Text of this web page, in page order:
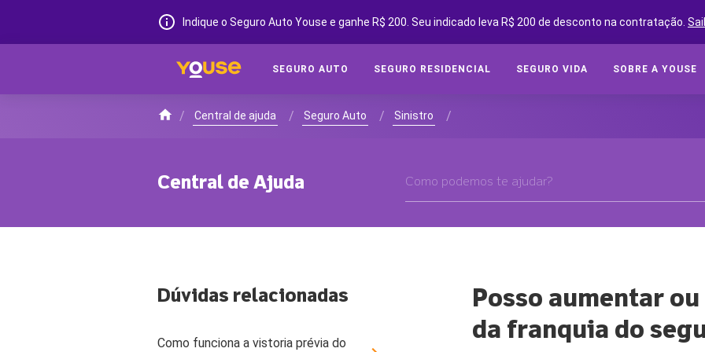
Indique o Seguro Auto Youse e ganhe R$ 200. Seu indicado leva R$ 200 de desconto na contratação.
SEGURO AUTO SEGURO RESIDENCIAL SEGURO VIDA SOBRE A YOUSE
SEGUROS ONLINE
CONVIDE AMIGOS E GANHE
YOUSE TECH
/ Central de ajuda / Seguro Auto / Sinistro /
Central de Ajuda
Dúvidas relacionadas
Como funciona a vistoria prévia do
Posso aumentar
da franquia do